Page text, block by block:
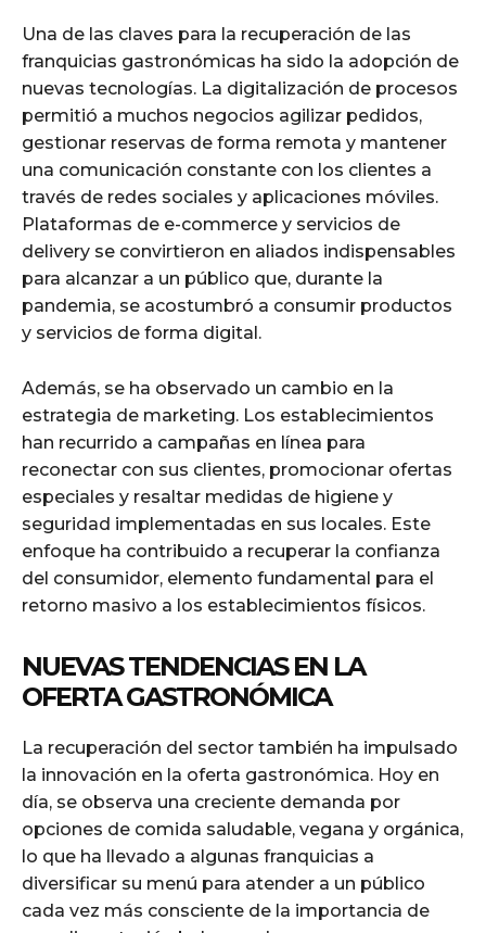
Una de las claves para la recuperación de las
franquicias gastronómicas ha sido la adopción de
nuevas tecnologías. La digitalización de procesos
permitió a muchos negocios agilizar pedidos,
gestionar reservas de forma remota y mantener
una comunicación constante con los clientes a
través de redes sociales y aplicaciones móviles.
Plataformas de e-commerce y servicios de
delivery se convirtieron en aliados indispensables
para alcanzar a un público que, durante la
pandemia, se acostumbró a consumir productos
y servicios de forma digital.
Además, se ha observado un cambio en la
estrategia de marketing. Los establecimientos
han recurrido a campañas en línea para
reconectar con sus clientes, promocionar ofertas
especiales y resaltar medidas de higiene y
seguridad implementadas en sus locales. Este
enfoque ha contribuido a recuperar la confianza
del consumidor, elemento fundamental para el
retorno masivo a los establecimientos físicos.
NUEVAS TENDENCIAS EN LA
OFERTA GASTRONÓMICA
La recuperación del sector también ha impulsado
la innovación en la oferta gastronómica. Hoy en
día, se observa una creciente demanda por
opciones de comida saludable, vegana y orgánica,
lo que ha llevado a algunas franquicias a
diversificar su menú para atender a un público
cada vez más consciente de la importancia de